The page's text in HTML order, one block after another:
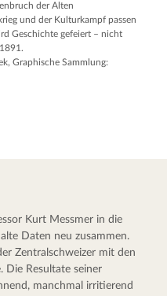
der Alten
und der Kulturkampf passen
Geschichte gefeiert – nicht
Graphische Sammlung:
Kurt Messmer in die
Daten neu zusammen.
Zentralschweizer mit den
Die Resultate seiner
manchmal irritierend